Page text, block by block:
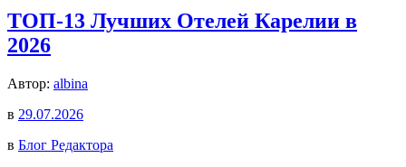
ТОП-13 Лучших Отелей Карелии в
2026
Автор: albina
в 29.07.2026
в Блог Редактора